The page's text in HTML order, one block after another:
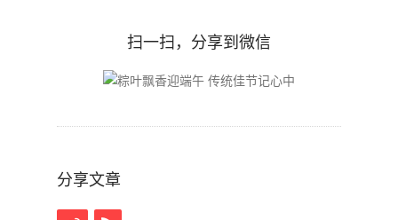
扫一扫，分享到微信
分享文章